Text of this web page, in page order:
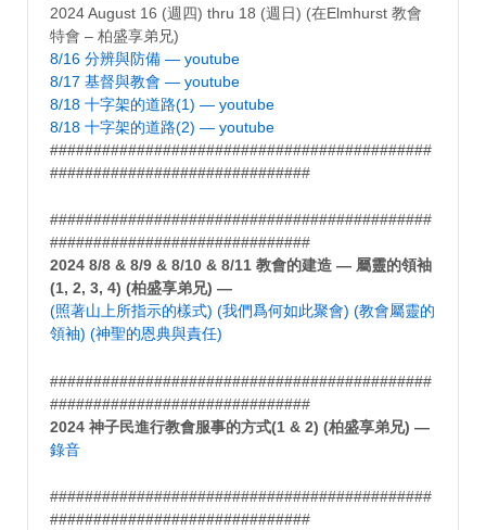
2024 August 16 (週四) thru 18 (週日) (在Elmhurst 教會
特會 – 柏盛享弟兄)
8/16 分辨與防備 — youtube
8/17 基督與教會 — youtube
8/18 十字架的道路(1) — youtube
8/18 十字架的道路(2) — youtube
############################################
##############################
############################################
##############################
2024 8/8 & 8/9 & 8/10 & 8/11 教會的建造 — 屬靈的領袖
(1, 2, 3, 4) (柏盛享弟兄) —
(照著山上所指示的樣式) (我們爲何如此聚會) (教會屬靈的
領袖) (神聖的恩典與責任)
############################################
##############################
2024 神子民進行教會服事的方式(1 & 2) (柏盛享弟兄) —
錄音
############################################
##############################